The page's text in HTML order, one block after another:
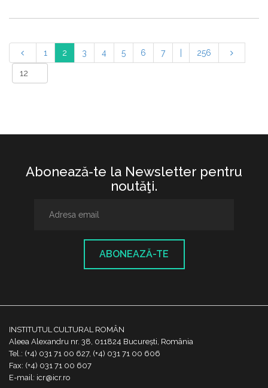
1 2 3 4 5 6 7 256
Abonează-te la Newsletter pentru
noutăţi.
ABONEAZĂ-TE
INSTITUTUL CULTURAL ROMÂN
Aleea Alexandru nr. 38, 011824 București, România
Tel.: (+4) 031 71 00 627, (+4) 031 71 00 606
Fax: (+4) 031 71 00 607
E-mail: icr@icr.ro